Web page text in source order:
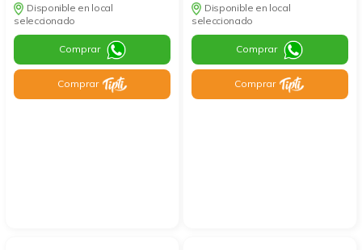
Disponible en local
seleccionado
Comprar
Comprar
Disponible en local
seleccionado
Comprar
Comprar